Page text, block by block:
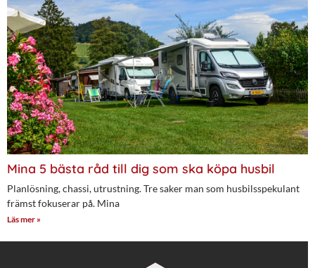
Mina 5 bästa råd till dig som ska köpa husbil
Planlösning, chassi, utrustning. Tre saker man som husbilsspekulant
främst fokuserar på. Mina
Läs mer »